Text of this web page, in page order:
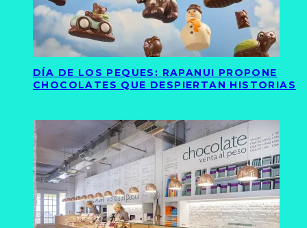
DÍA DE LOS PEQUES: RAPANUI PROPONE
CHOCOLATES QUE DESPIERTAN HISTORIAS